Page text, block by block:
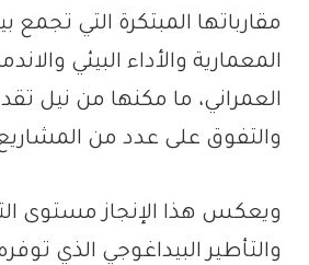
مقارباتها المبتكرة التي تجمع
المعمارية والأداء البيئي
العمراني، ما مكنها من نيل
والتفوق على عدد من
ويعكس هذا الإنجاز مستوى
والتأطير البيداغوجي الذي